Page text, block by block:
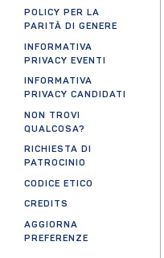
POLICY PER LA
PARITÀ DI GENERE
INFORMATIVA
PRIVACY EVENTI
INFORMATIVA
PRIVACY CANDIDATI
NON TROVI
QUALCOSA?
RICHIESTA DI
PATROCINIO
CODICE ETICO
CREDITS
AGGIORNA
PREFERENZE